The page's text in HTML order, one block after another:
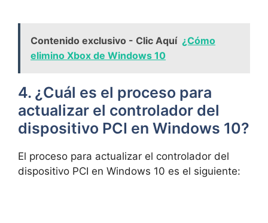
Contenido exclusivo - Clic Aquí ¿Cómo
elimino Xbox de Windows 10
4. ¿Cuál​ es el proceso ‍para
actualizar el controlador​ del
dispositivo PCI en Windows 10?
El proceso​ para actualizar⁢ el controlador del
dispositivo PCI en⁤ Windows 10 es el siguiente: